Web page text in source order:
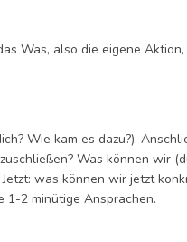
Was, also die eigene Aktion,
Wie kam es dazu?).
Was können wir
was können wir jetzt
1-2 minütige Ansprachen.